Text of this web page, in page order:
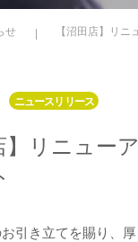
せ 【沼田店】リニ
】リニュー
ニュースリリース
引き立てを賜り、